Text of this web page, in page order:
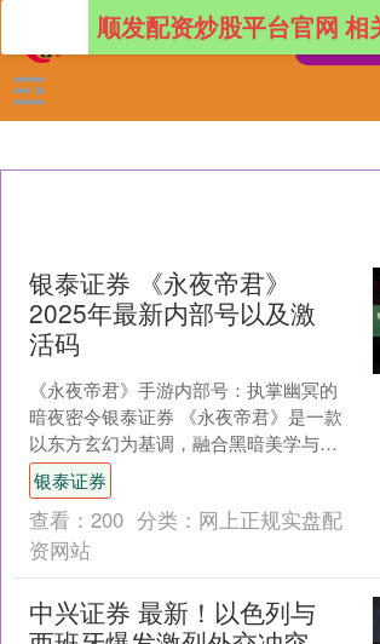
顺发配资炒股平台官网 相
银泰证券 《永夜帝君》
2025年最新内部号以及激
活码
《永夜帝君》手游内部号：执掌幽冥的
暗夜密令银泰证券 《永夜帝君》是一款
以东方玄幻为基调，融合黑暗美学与神
话重构的3D动作MMORPG手游。游戏背
景设定于“永夜纪....
银泰证券
查看： 200 分类： 网上正规实盘配
资网站
中兴证券 最新！以色列与